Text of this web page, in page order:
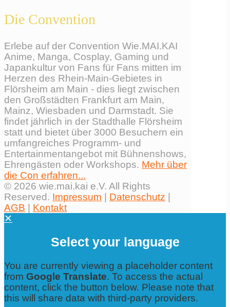
Die Convention
Erlebe auf der Convention Wie.MAI.KAI
Anime, Manga, Cosplay, Gaming und
Japankultur von Fans für Fans mitten im
Herzen des Rhein-Main-Gebietes in
Flörsheim am Main - dies liegt zwischen
den Großstädten Frankfurt am Main,
Mainz, Wiesbaden und Darmstadt. Sie
findet jährlich in der Stadthalle Flörsheim
statt und bietet über 3000 Besuchern ein
umfangreiches Programm- und
Entertainmentangebot mit Bühnenshows,
Ehrengästen oder Workshops. Mehr über
die Con erfahren...
© 2026 wie.mai.kai e.V. All Rights
Reserved. Impressum Datenschutz
AGB
Kontakt
✕
Select your language
You are currently viewing a placeholder content
from Google Translate. To access the actual
content, click the button below. Please note that
this will share data with third-party providers.